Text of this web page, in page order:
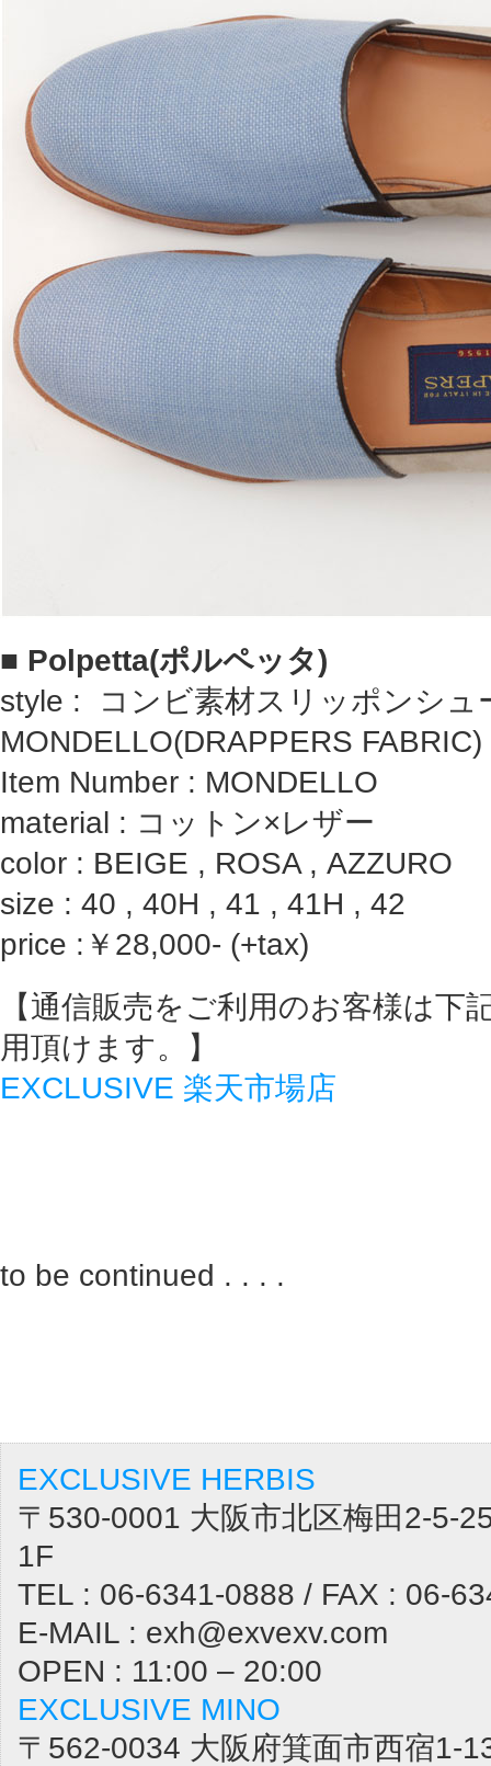
■ Polpetta(ポルペッタ)
style : コンビ素材スリッポンシュ
MONDELLO(DRAPPERS FABRIC)
Item Number : MONDELLO
material : コットン×レザー
color : BEIGE , ROSA , AZZURO
size : 40 , 40H , 41 , 41H , 42
price :￥28,000- (+tax)
【通信販売をご利用のお客様は下
用頂けます。】
EXCLUSIVE 楽天市場店
to be continued . . . .
EXCLUSIVE HERBIS
〒530-0001 大阪市北区梅田2-5-
1F
TEL : 06-6341-0888 / FAX : 06-
E-MAIL : exh@exvexv.com
OPEN : 11:00 – 20:00
EXCLUSIVE MINO
〒562-0034 大阪府箕面市西宿1-